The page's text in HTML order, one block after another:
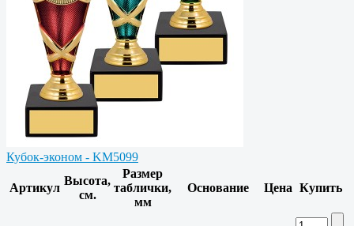
Кубок-эконом - KM5099
Артикул
Высота,
см.
Размер
таблички,
мм
Основание Цена Купить